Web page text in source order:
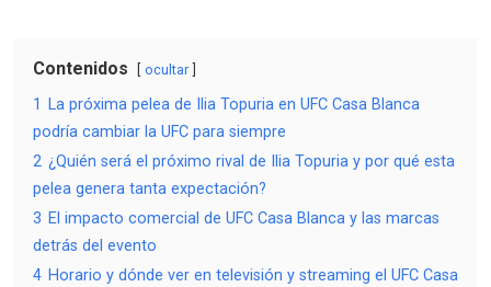
Contenidos ocultar
1 La próxima pelea de Ilia Topuria en UFC Casa Blanca
podría cambiar la UFC para siempre
2 ¿Quién será el próximo rival de Ilia Topuria y por qué esta
pelea genera tanta expectación?
3 El impacto comercial de UFC Casa Blanca y las marcas
detrás del evento
4 Horario y dónde ver en televisión y streaming el UFC Casa